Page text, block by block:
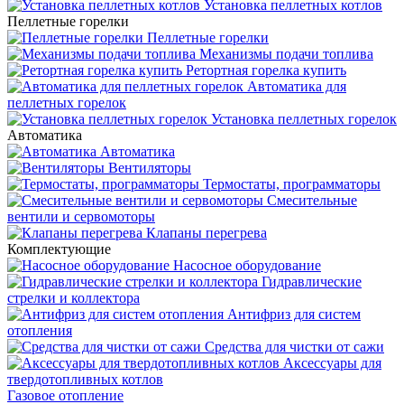
Установка пеллетных котлов
Пеллетные горелки
Пеллетные горелки
Механизмы подачи топлива
Ретортная горелка купить
Автоматика для
пеллетных горелок
Установка пеллетных горелок
Автоматика
Автоматика
Вентиляторы
Термостаты, программаторы
Смесительные
вентили и сервомоторы
Клапаны перегрева
Комплектующие
Насосное оборудование
Гидравлические
стрелки и коллектора
Антифриз для систем
отопления
Средства для чистки от сажи
Аксессуары для
твердотопливных котлов
Газовое отопление